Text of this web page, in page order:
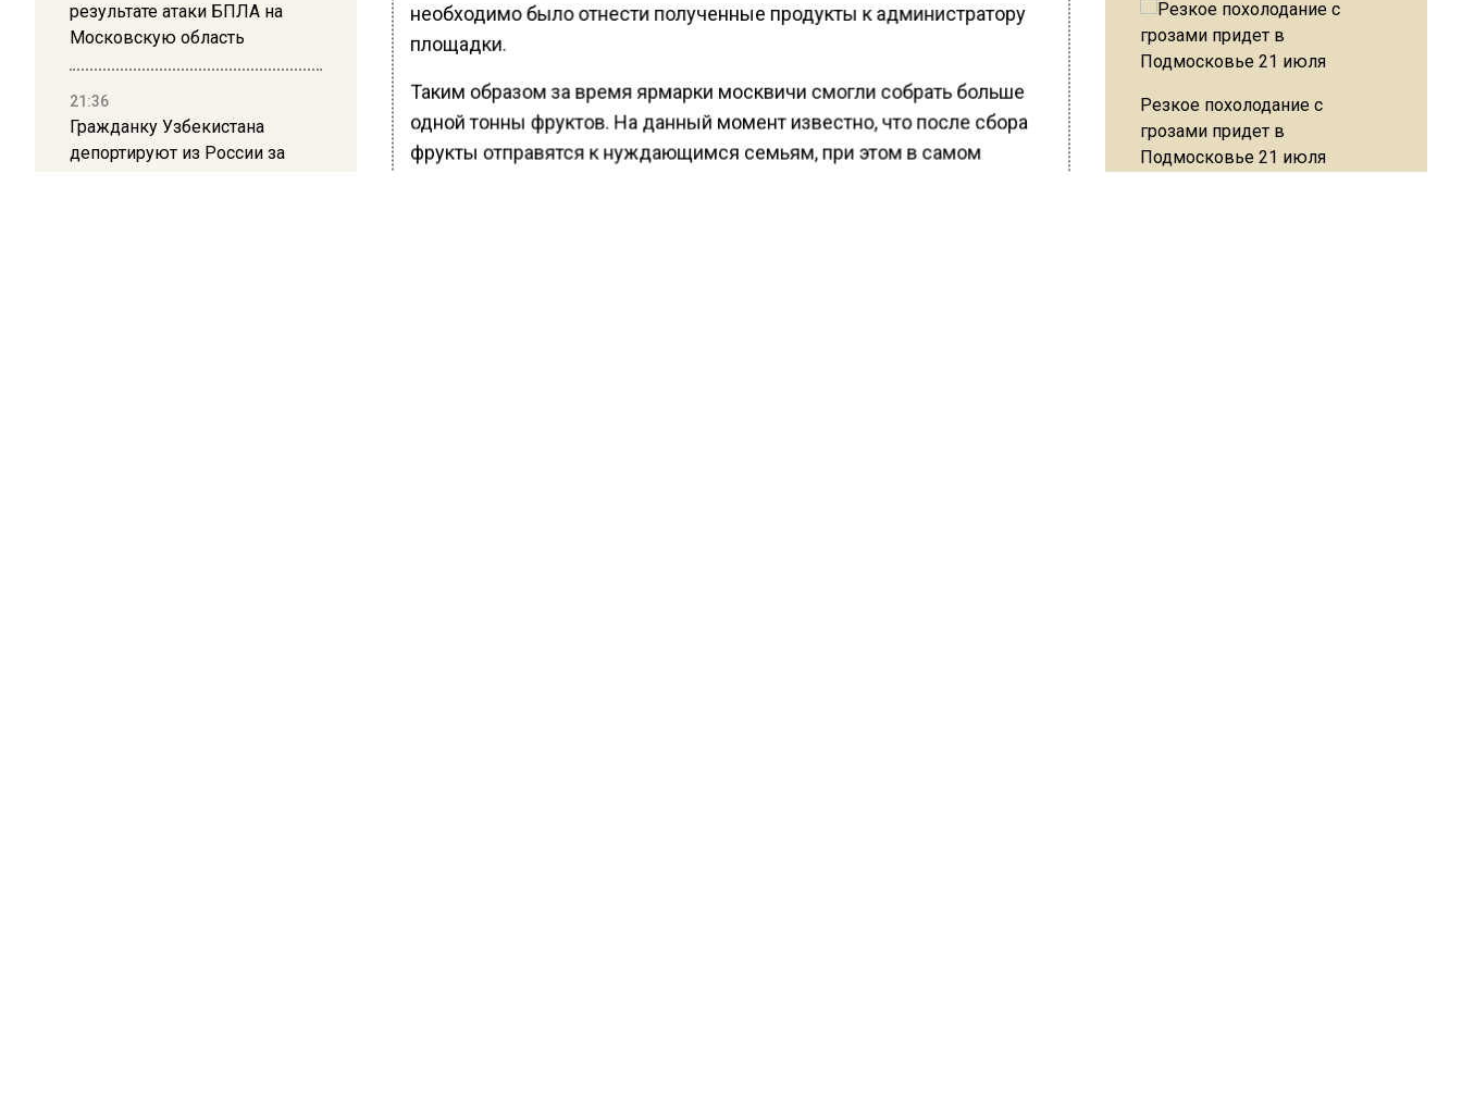
результате атаки БПЛА на
Московскую область
21:36
Гражданку Узбекистана
депортируют из России за
необходимо было отнести полученные продукты к администратору
площадки.
Таким образом за время ярмарки москвичи смогли собрать больше
одной тонны фруктов. На данный момент известно, что после сбора
фрукты отправятся к нуждающимся семьям, при этом в самом
Резкое похолодание с
грозами придет в
Подмосковье 21 июля